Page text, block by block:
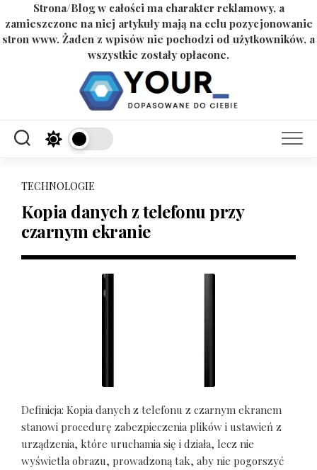
Strona/Blog w całości ma charakter reklamowy, a
zamieszczone na niej artykuły mają na celu pozycjonowanie
stron www. Żaden z wpisów nie pochodzi od użytkowników, a
wszystkie zostały opłacone.
TECHNOLOGIE
Kopia danych z telefonu przy
czarnym ekranie
Definicja: Kopia danych z telefonu z czarnym ekranem
stanowi procedurę zabezpieczenia plików i ustawień z
urządzenia, które uruchamia się i działa, lecz nie
wyświetla obrazu, prowadzoną tak, aby nie pogorszyć